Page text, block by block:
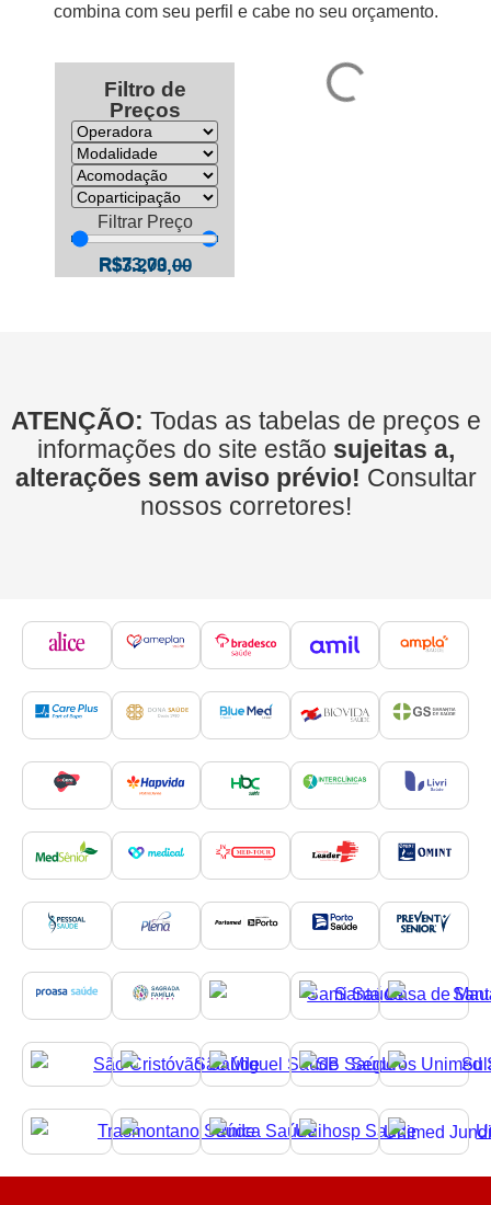
combina com seu perfil e cabe no seu orçamento.
Filtro de
Preços
Filtrar Preço
R$73,00—
R$3.273,00
ATENÇÃO: Todas as tabelas de preços e
informações do site estão sujeitas a,
alterações sem aviso prévio! Consultar
nossos corretores!